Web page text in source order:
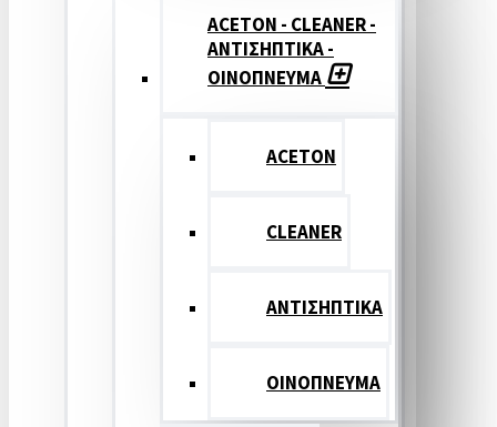
ACETON - CLEANER -
ΑΝΤΙΣΗΠΤΙΚΑ -
ΟΙΝΟΠΝΕΥΜΑ
ACETON
CLEANER
ΑΝΤΙΣΗΠΤΙΚΑ
ΟΙΝΟΠΝΕΥΜΑ